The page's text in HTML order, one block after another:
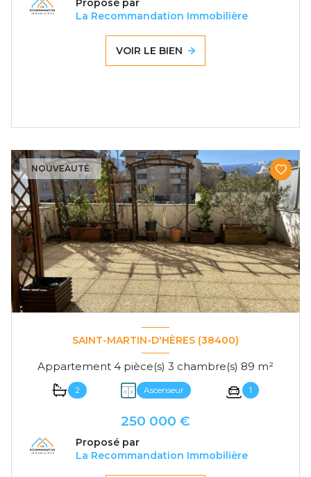
La Recommandation Immobilière
VOIR LE BIEN
NOUVEAUTÉ
SAINT-MARTIN-D'HÈRES (38400)
Appartement 4 pièce(s) 3 chambre(s) 89 m²
2 Ascenseur 1
250 000 €
Proposé par
La Recommandation Immobilière